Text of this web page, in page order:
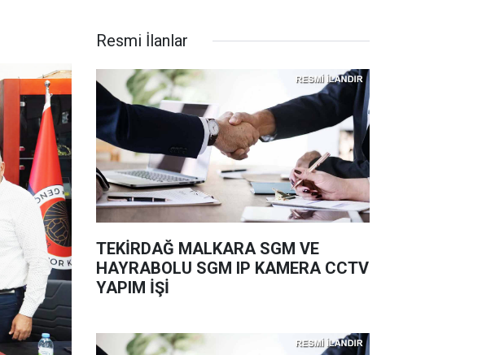
Resmi İlanlar
TEKİRDAĞ MALKARA SGM VE
HAYRABOLU SGM IP KAMERA CCTV
YAPIM İŞİ